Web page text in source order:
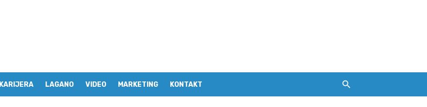
KARIJERA LAGANO VIDEO MARKETING KONTAKT